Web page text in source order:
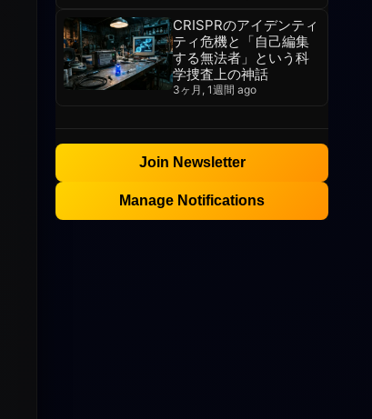
CRISPRのアイデンティ
ティ危機と「自己編集
する無法者」という科
学捜査上の神話
3ヶ月, 1週間 ago
Join Newsletter
Manage Notifications